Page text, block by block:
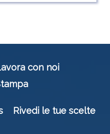
con noi
Rivedi le tue scelte